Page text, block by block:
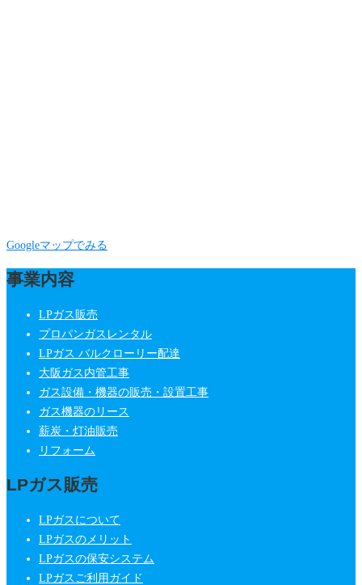
Googleマップでみる
事業内容
LPガス販売
プロパンガスレンタル
LPガス バルクローリー配達
大阪ガス内管工事
ガス設備・機器の販売・設置工事
ガス機器のリース
薪炭・灯油販売
リフォーム
LPガス販売
LPガスについて
LPガスのメリット
LPガスの保安システム
LPガスご利用ガイド